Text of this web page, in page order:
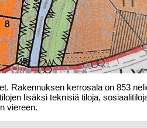
Rakennuksen kerrosala on 853
lisäksi teknisiä tiloja,
viereen.